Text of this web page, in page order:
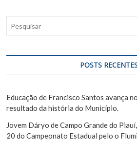
ã
o
P
o
s
t
t
:
:
POSTS
Educação de Francisco Santos avança
resultado da história do Município.
Jovem Dáryo de Campo Grande do
20 do Campeonato Estadual pelo o